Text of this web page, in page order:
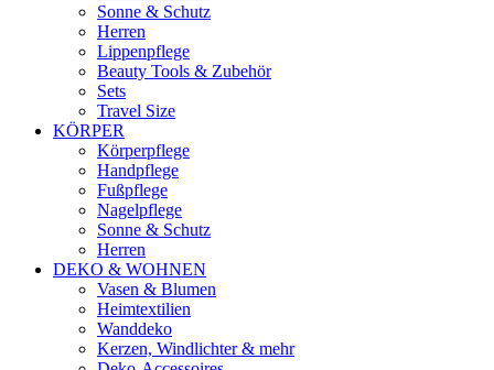
Sonne & Schutz
Herren
Lippenpflege
Beauty Tools & Zubehör
Sets
Travel Size
KÖRPER
Körperpflege
Handpflege
Fußpflege
Nagelpflege
Sonne & Schutz
Herren
DEKO & WOHNEN
Vasen & Blumen
Heimtextilien
Wanddeko
Kerzen, Windlichter & mehr